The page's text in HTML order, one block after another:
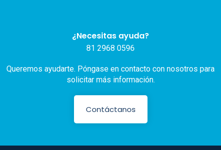
¿Necesitas ayuda?
81 2968 0596
Queremos ayudarte. Póngase en contacto con nosotros para
solicitar más información.
Contáctanos